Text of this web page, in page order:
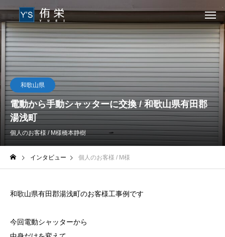
和歌山県
電動から手動シャッターに交換 / 和歌山県有田郡
湯浅町
個人のお客様 / M様橋本静樹
インタビュー 個人のお客様 / M様
和歌山県有田郡湯浅町のお客様工事例です
今回電動シャッターから